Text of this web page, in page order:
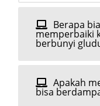
Berapa
memperbaiki
berbunyi
Apakah
bisa